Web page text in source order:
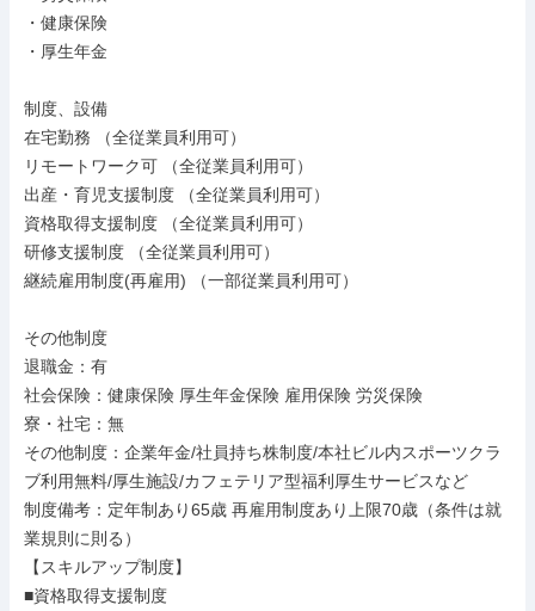
・健康保険
・厚生年金
制度、設備
在宅勤務 （全従業員利用可）
リモートワーク可 （全従業員利用可）
出産・育児支援制度 （全従業員利用可）
資格取得支援制度 （全従業員利用可）
研修支援制度 （全従業員利用可）
継続雇用制度(再雇用) （一部従業員利用可）
その他制度
退職金：有
社会保険：健康保険 厚生年金保険 雇用保険 労災保険
寮・社宅：無
その他制度：企業年金/社員持ち株制度/本社ビル内スポーツクラ
ブ利用無料/厚生施設/カフェテリア型福利厚生サービスなど
制度備考：定年制あり65歳 再雇用制度あり上限70歳（条件は就
業規則に則る）
【スキルアップ制度】
■資格取得支援制度